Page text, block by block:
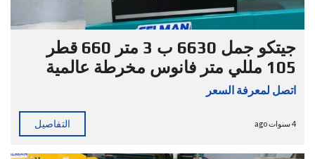
جيتكو جمل 6630 ب 3 متر 660 قطر
105 مللي متر فانوس مخرطة عالمية
اتصل لمعرفة السعر
4 سنوات ago التفاصيل